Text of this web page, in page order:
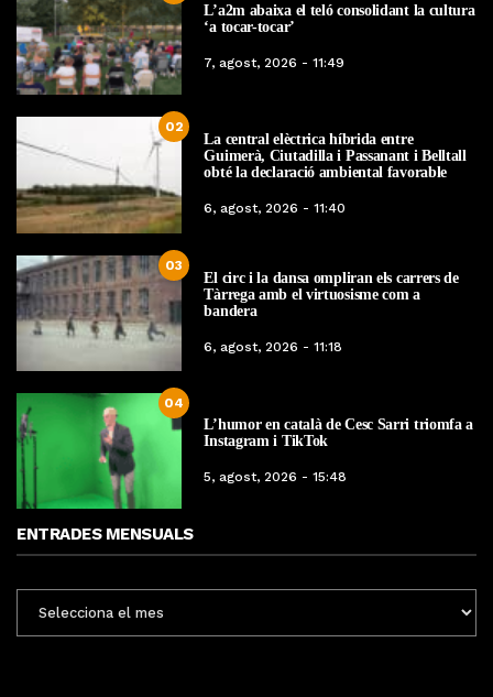
L’a2m abaixa el teló consolidant la cultura
‘a tocar-tocar’
7, agost, 2026 - 11:49
02
La central elèctrica híbrida entre
Guimerà, Ciutadilla i Passanant i Belltall
obté la declaració ambiental favorable
6, agost, 2026 - 11:40
03
El circ i la dansa ompliran els carrers de
Tàrrega amb el virtuosisme com a
bandera
6, agost, 2026 - 11:18
04
L’humor en català de Cesc Sarri triomfa a
Instagram i TikTok
5, agost, 2026 - 15:48
ENTRADES MENSUALS
MENSUALS